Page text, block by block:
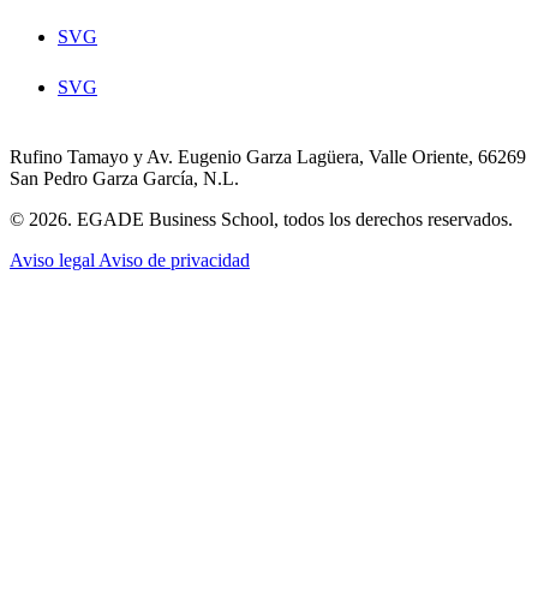
SVG
SVG
Rufino Tamayo y Av. Eugenio Garza Lagüera, Valle Oriente, 66269
San Pedro Garza García, N.L.
© 2026. EGADE Business School, todos los derechos reservados.
Aviso legal Aviso de privacidad